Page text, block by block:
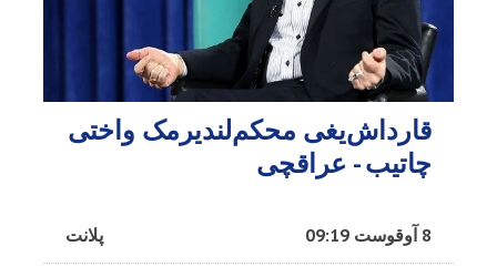
قارداش‌یغی محکم‌لندیرمک واختی
چاتیب - عراقچی
پلانت 8 آوقوست 09:19